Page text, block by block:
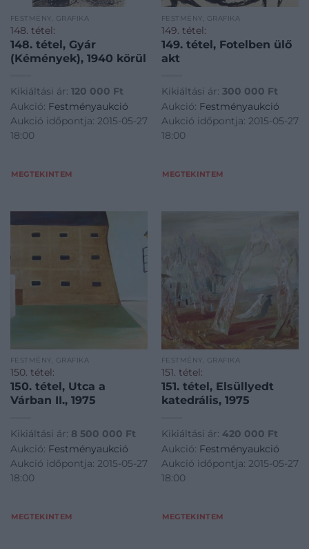
FESTMÉNY, GRAFIKA
148. tétel:
148. tétel, Gyár
(Kémények), 1940 körül
Kikiáltási ár: 120 000 Ft
Aukció: Festményaukció
Aukció időpontja: 2015-05-27
18:00
MEGTEKINTEM
FESTMÉNY, GRAFIKA
149. tétel:
149. tétel, Fotelben ülő
akt
Kikiáltási ár: 300 000 Ft
Aukció: Festményaukció
Aukció időpontja: 2015-05-27
18:00
MEGTEKINTEM
FESTMÉNY, GRAFIKA
150. tétel:
150. tétel, Utca a
Várban II., 1975
Kikiáltási ár: 8 500 000 Ft
Aukció: Festményaukció
Aukció időpontja: 2015-05-27
18:00
MEGTEKINTEM
FESTMÉNY, GRAFIKA
151. tétel:
151. tétel, Elsüllyedt
katedrális, 1975
Kikiáltási ár: 420 000 Ft
Aukció: Festményaukció
Aukció időpontja: 2015-05-27
18:00
MEGTEKINTEM